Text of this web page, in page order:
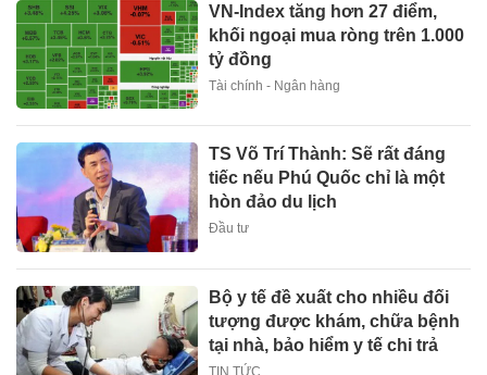
VN-Index tăng hơn 27 điểm,
khối ngoại mua ròng trên 1.000
tỷ đồng
Tài chính - Ngân hàng
TS Võ Trí Thành: Sẽ rất đáng
tiếc nếu Phú Quốc chỉ là một
hòn đảo du lịch
Đầu tư
Bộ y tế đề xuất cho nhiều đối
tượng được khám, chữa bệnh
tại nhà, bảo hiểm y tế chi trả
TIN TỨC